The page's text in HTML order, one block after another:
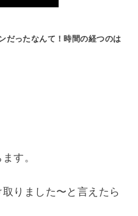
だったなんて！時間の経つのは
す。
りました〜と言えたら